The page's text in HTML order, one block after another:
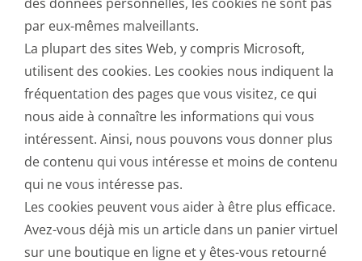
par eux-mêmes malveillants.
La plupart des sites Web, y compris Microsoft,
utilisent des cookies. Les cookies nous indiquent la
fréquentation des pages que vous visitez, ce qui
nous aide à connaître les informations qui vous
intéressent. Ainsi, nous pouvons vous donner plus
de contenu qui vous intéresse et moins de contenu
qui ne vous intéresse pas.
Les cookies peuvent vous aider à être plus efficace.
Avez-vous déjà mis un article dans un panier virtuel
sur une boutique en ligne et y êtes-vous retourné